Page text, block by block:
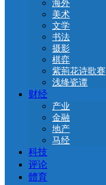
海外
美术
文学
书法
摄影
棋弈
紫荊花诗歌赛
浅绛瓷谭
财经
产业
金融
地产
马经
科技
评论
體育